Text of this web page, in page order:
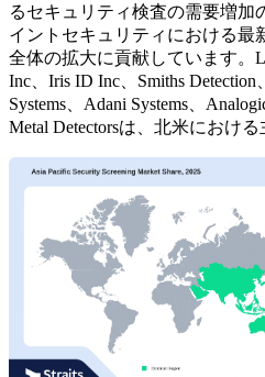
るセキュリティ検査の需要増加
イントセキュリティにおける最
全体の拡大に貢献しています。
Inc、Iris ID Inc、Smiths Detection
Systems、Adani Systems、
Metal Detectorsは、北米における